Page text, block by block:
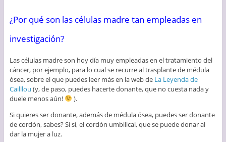
¿Por qué son las células madre tan empleadas en
investigación?
Las células madre son hoy día muy empleadas en el tratamiento del
cáncer, por ejemplo, para lo cual se recurre al trasplante de médula
ósea, sobre el que puedes leer más en la web de La Leyenda de
Cailllou (y, de paso, puedes hacerte donante, que no cuesta nada y
duele menos aún!
).
Si quieres ser donante, además de médula ósea, puedes ser donante
de cordón, sabes? Sí sí, el cordón umbilical, que se puede donar al
dar la mujer a luz.